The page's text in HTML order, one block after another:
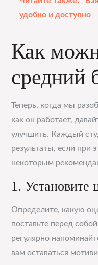
удобно и доступно
Как
средний
Теперь, когда мы
как он работает,
улучшить. Каждый
результаты, если при
некоторым
1. Установите
Определите, какую
поставьте перед
регулярно
вам оставаться